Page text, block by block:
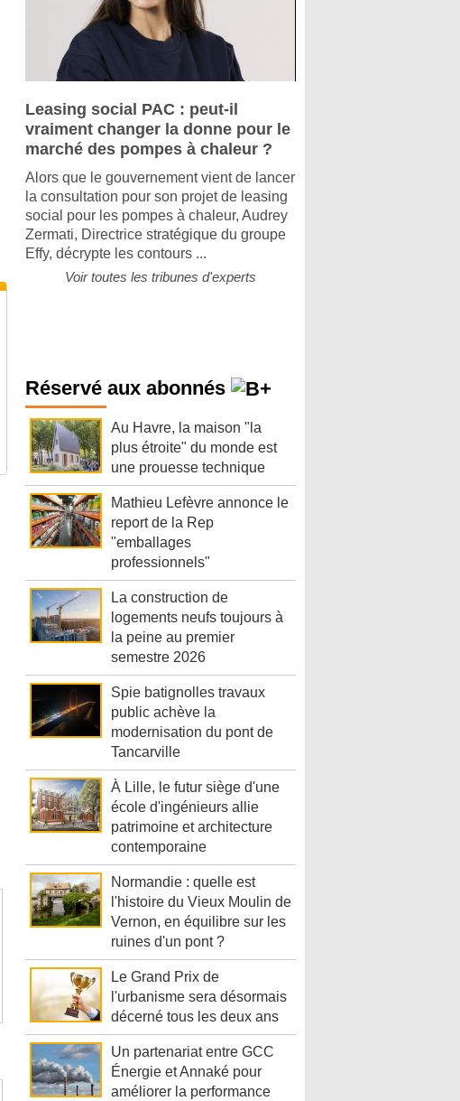
Leasing social PAC : peut-il
vraiment changer la donne pour le
marché des pompes à chaleur ?
Alors que le gouvernement vient de lancer
la consultation pour son projet de leasing
social pour les pompes à chaleur, Audrey
Zermati, Directrice stratégique du groupe
Effy, décrypte les contours ...
Voir toutes les tribunes d'experts
Réservé aux abonnés
Au Havre, la maison "la
plus étroite" du monde est
une prouesse technique
Mathieu Lefèvre annonce le
report de la Rep
"emballages
professionnels"
La construction de
logements neufs toujours à
la peine au premier
semestre 2026
Spie batignolles travaux
public achève la
modernisation du pont de
Tancarville
À Lille, le futur siège d'une
école d'ingénieurs allie
patrimoine et architecture
contemporaine
Normandie : quelle est
l'histoire du Vieux Moulin de
Vernon, en équilibre sur les
ruines d'un pont ?
Le Grand Prix de
l'urbanisme sera désormais
décerné tous les deux ans
Un partenariat entre GCC
Énergie et Annaké pour
améliorer la performance